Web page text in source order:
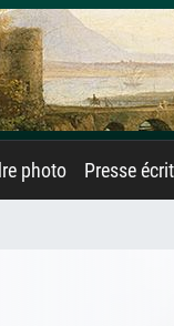
photo Presse